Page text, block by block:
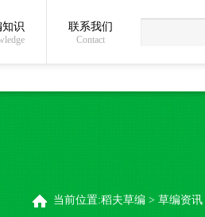
于我们 草编常识
识 联系我们
Contact
当前位置:稻夫草编 > 草编资讯